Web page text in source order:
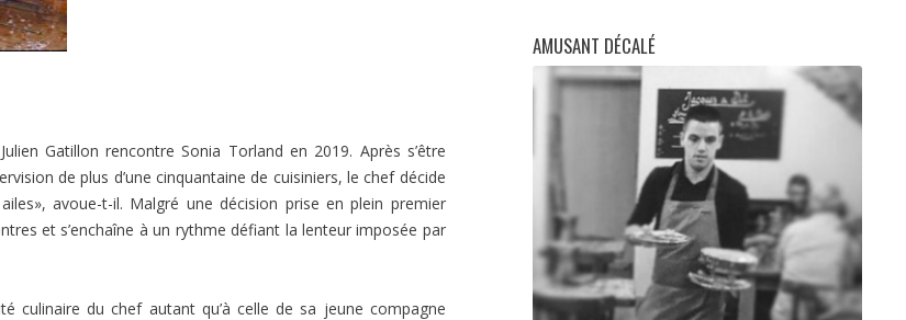
Gatillon rencontre Sonia Torland en 2019. Après s’être
de plus d’une cinquantaine de cuisiniers, le chef décide
avoue-t-il. Malgré une décision prise en plein premier
et s’enchaîne à un rythme défiant la lenteur imposée par
culinaire du chef autant qu’à celle de sa jeune compagne
AMUSANT DÉCALÉ